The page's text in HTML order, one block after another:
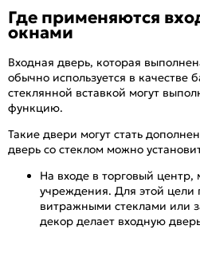
Где применяются
окнами
Входная дверь, которая
обычно используется в качестве
стеклянной вставкой могут
функцию.
Такие двери могут стать
дверь со стеклом можно
На входе в торговый центр,
учреждения. Для этой цели
витражными стеклами или
декор делает входную